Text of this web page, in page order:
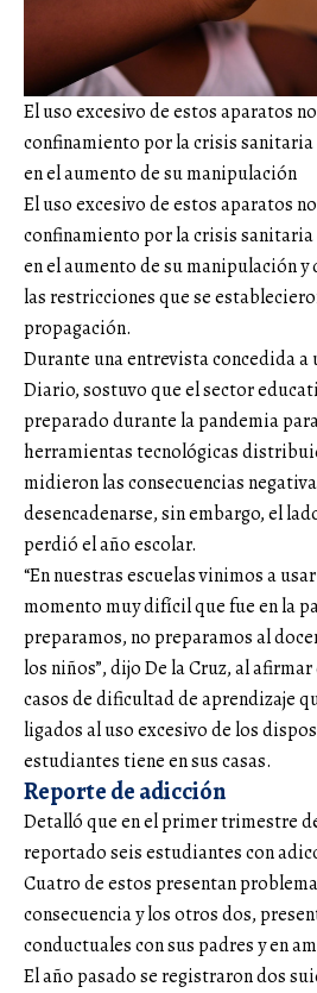
El uso excesivo de estos aparatos
confinamiento por la crisis
en el aumento de su manipulación
El uso excesivo de estos aparatos
confinamiento por la crisis
en el aumento de su manipulación
las restricciones que se
propagación.
Durante una entrevista concedida
Diario, sostuvo que el sector
preparado durante la pandemia
herramientas tecnológicas
midieron las consecuencias
desencadenarse, sin embargo, el
perdió el año escolar.
“En nuestras escuelas vinimos a
momento muy difícil que fue en la
preparamos, no preparamos al
los niños”, dijo De la Cruz, al
casos de dificultad de aprendizaje
ligados al uso excesivo de los
estudiantes tiene en sus casas.
Reporte de adicción
Detalló que en el primer trimestre
reportado seis estudiantes con
Cuatro de estos presentan
consecuencia y los otros dos,
conductuales con sus padres y en
El año pasado se registraron dos